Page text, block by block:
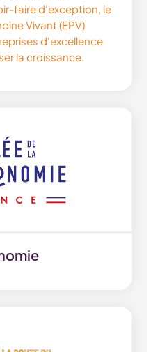
faire d'exception, le
Vivant (EPV)
d'excellence
la croissance.